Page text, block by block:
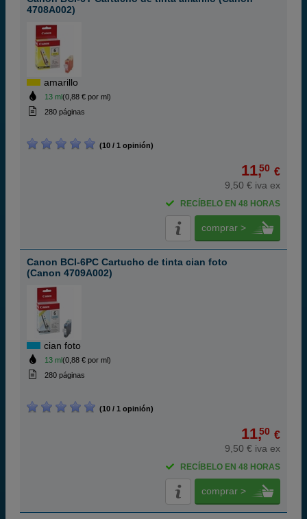
4708A002)
amarillo
13 ml(0,88 € por ml)
280 páginas
(10 / 1 opinión)
11,50 €
9,50 € iva ex
RECÍBELO EN 48 HORAS
comprar >
Canon BCI-6PC Cartucho de tinta cian foto
(Canon 4709A002)
cian foto
13 ml(0,88 € por ml)
280 páginas
(10 / 1 opinión)
11,50 €
9,50 € iva ex
RECÍBELO EN 48 HORAS
comprar >